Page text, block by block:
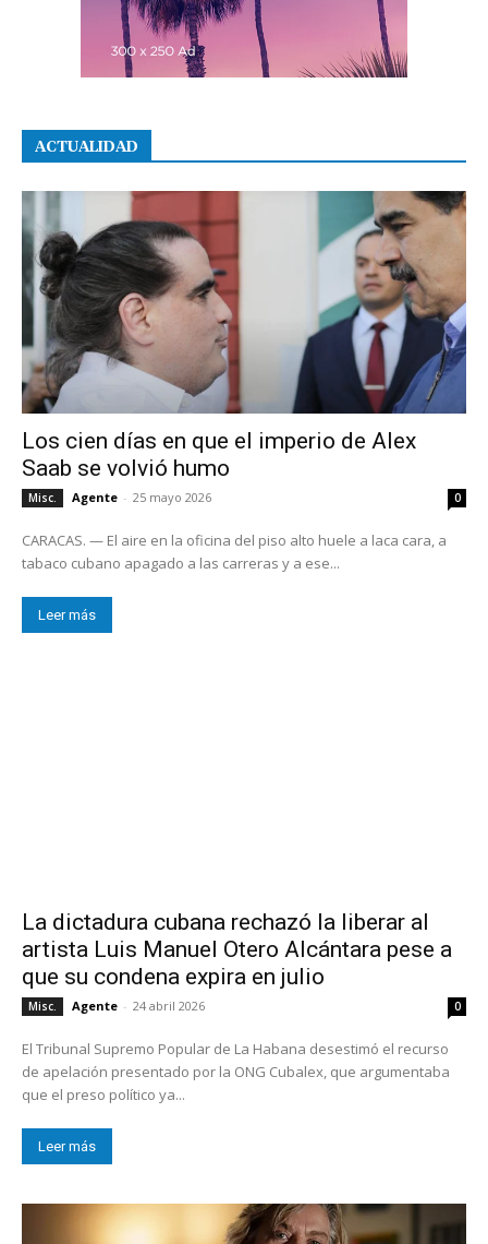
ACTUALIDAD
Los cien días en que el imperio de Alex
Saab se volvió humo
Misc. Agente - 25 mayo 2026 0
CARACAS. — El aire en la oficina del piso alto huele a laca cara, a
tabaco cubano apagado a las carreras y a ese...
Leer más
La dictadura cubana rechazó la liberar al
artista Luis Manuel Otero Alcántara pese a
que su condena expira en julio
Misc. Agente - 24 abril 2026 0
El Tribunal Supremo Popular de La Habana desestimó el recurso
de apelación presentado por la ONG Cubalex, que argumentaba
que el preso político ya...
Leer más